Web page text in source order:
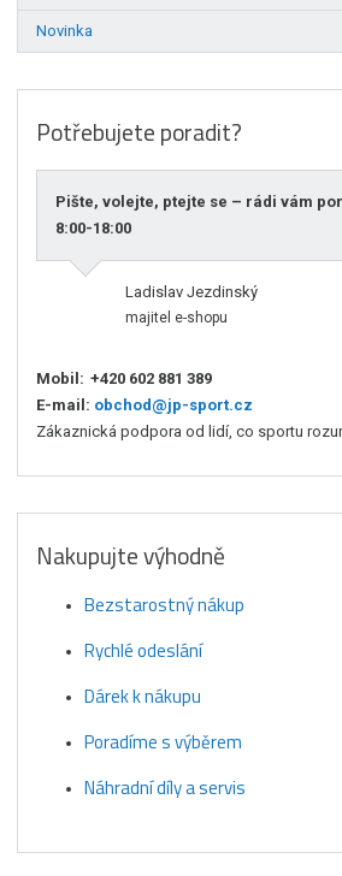
Novinka
Potřebujete poradit?
Pište, volejte, ptejte se – rádi vám
8:00-18:00
Ladislav Jezdinský
majitel e-shopu
Mobil: +420 602 881 389
E-mail: obchod@jp-sport.cz
Zákaznická podpora od lidí, co sportu
Nakupujte výhodně
Bezstarostný nákup
Rychlé odeslání
Dárek k nákupu
Poradíme s výběrem
Náhradní díly a servis